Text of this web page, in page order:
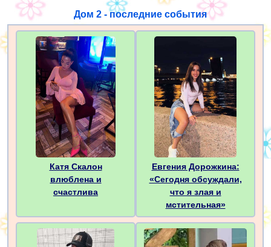
Дом 2 - последние события
Катя Скалон
влюблена и
счастлива
Евгения Дорожкина:
«Сегодня обсуждали,
что я злая и
мстительная»